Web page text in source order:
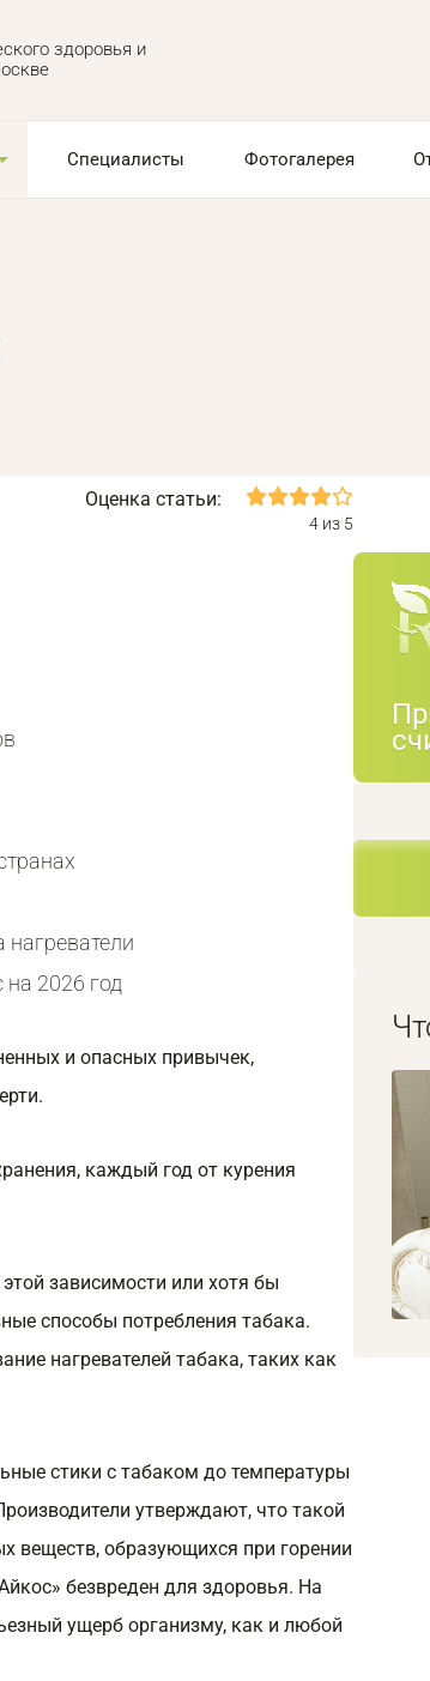
здоровья и
Специалисты Фотогалерея
Оценка статьи:
4 из 5
2026 год
и опасных привычек,
каждый год от курения
зависимости или хотя бы
способы потребления табака.
нагревателей табака, таких как
стики с табаком до температуры
утверждают, что такой
веществ, образующихся при горении
безвреден для здоровья. На
ущерб организму, как и любой